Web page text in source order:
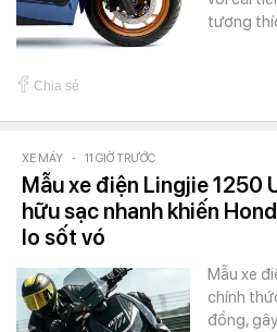
tương
Chia sẻ
XE MÁY - 11 GIỜ TRƯỚC
Mẫu xe điện Lingjie 1250
hữu sạc nhanh khiến
lo sốt vó
Mẫu xe
chính
đồng,